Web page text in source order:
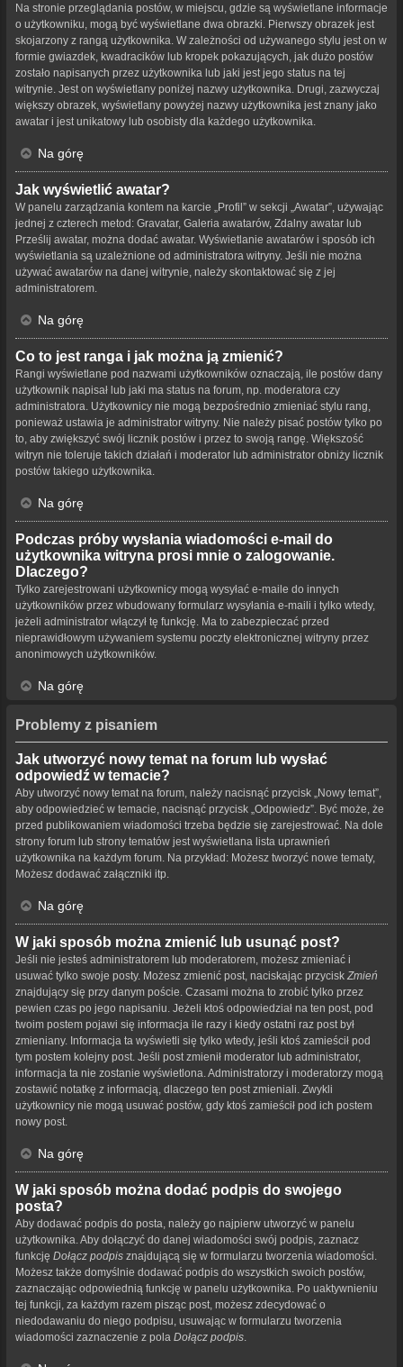
Na stronie przeglądania postów, w miejscu, gdzie są wyświetlane informacje
o użytkowniku, mogą być wyświetlane dwa obrazki. Pierwszy obrazek jest
skojarzony z rangą użytkownika. W zależności od używanego stylu jest on w
formie gwiazdek, kwadracików lub kropek pokazujących, jak dużo postów
zostało napisanych przez użytkownika lub jaki jest jego status na tej
witrynie. Jest on wyświetlany poniżej nazwy użytkownika. Drugi, zazwyczaj
większy obrazek, wyświetlany powyżej nazwy użytkownika jest znany jako
awatar i jest unikatowy lub osobisty dla każdego użytkownika.
Na górę
Jak wyświetlić awatar?
W panelu zarządzania kontem na karcie „Profil” w sekcji „Awatar”, używając
jednej z czterech metod: Gravatar, Galeria awatarów, Zdalny awatar lub
Prześlij awatar, można dodać awatar. Wyświetlanie awatarów i sposób ich
wyświetlania są uzależnione od administratora witryny. Jeśli nie można
używać awatarów na danej witrynie, należy skontaktować się z jej
administratorem.
Na górę
Co to jest ranga i jak można ją zmienić?
Rangi wyświetlane pod nazwami użytkowników oznaczają, ile postów dany
użytkownik napisał lub jaki ma status na forum, np. moderatora czy
administratora. Użytkownicy nie mogą bezpośrednio zmieniać stylu rang,
ponieważ ustawia je administrator witryny. Nie należy pisać postów tylko po
to, aby zwiększyć swój licznik postów i przez to swoją rangę. Większość
witryn nie toleruje takich działań i moderator lub administrator obniży licznik
postów takiego użytkownika.
Na górę
Podczas próby wysłania wiadomości e-mail do
użytkownika witryna prosi mnie o zalogowanie.
Dlaczego?
Tylko zarejestrowani użytkownicy mogą wysyłać e-maile do innych
użytkowników przez wbudowany formularz wysyłania e-maili i tylko wtedy,
jeżeli administrator włączył tę funkcję. Ma to zabezpieczać przed
nieprawidłowym używaniem systemu poczty elektronicznej witryny przez
anonimowych użytkowników.
Na górę
Problemy z pisaniem
Jak utworzyć nowy temat na forum lub wysłać
odpowiedź w temacie?
Aby utworzyć nowy temat na forum, należy nacisnąć przycisk „Nowy temat”,
aby odpowiedzieć w temacie, nacisnąć przycisk „Odpowiedz”. Być może, że
przed publikowaniem wiadomości trzeba będzie się zarejestrować. Na dole
strony forum lub strony tematów jest wyświetlana lista uprawnień
użytkownika na każdym forum. Na przykład: Możesz tworzyć nowe tematy,
Możesz dodawać załączniki itp.
Na górę
W jaki sposób można zmienić lub usunąć post?
Jeśli nie jesteś administratorem lub moderatorem, możesz zmieniać i
usuwać tylko swoje posty. Możesz zmienić post, naciskając przycisk Zmień
znajdujący się przy danym poście. Czasami można to zrobić tylko przez
pewien czas po jego napisaniu. Jeżeli ktoś odpowiedział na ten post, pod
twoim postem pojawi się informacja ile razy i kiedy ostatni raz post był
zmieniany. Informacja ta wyświetli się tylko wtedy, jeśli ktoś zamieścił pod
tym postem kolejny post. Jeśli post zmienił moderator lub administrator,
informacja ta nie zostanie wyświetlona. Administratorzy i moderatorzy mogą
zostawić notatkę z informacją, dlaczego ten post zmieniali. Zwykli
użytkownicy nie mogą usuwać postów, gdy ktoś zamieścił pod ich postem
nowy post.
Na górę
W jaki sposób można dodać podpis do swojego
posta?
Aby dodawać podpis do posta, należy go najpierw utworzyć w panelu
użytkownika. Aby dołączyć do danej wiadomości swój podpis, zaznacz
funkcję Dołącz podpis znajdującą się w formularzu tworzenia wiadomości.
Możesz także domyślnie dodawać podpis do wszystkich swoich postów,
zaznaczając odpowiednią funkcję w panelu użytkownika. Po uaktywnieniu
tej funkcji, za każdym razem pisząc post, możesz zdecydować o
niedodawaniu do niego podpisu, usuwając w formularzu tworzenia
wiadomości zaznaczenie z pola Dołącz podpis.